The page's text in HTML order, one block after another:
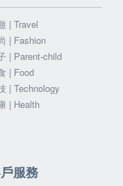
| Travel
| Fashion
| Parent-child
| Food
| Technology
| Health
服務